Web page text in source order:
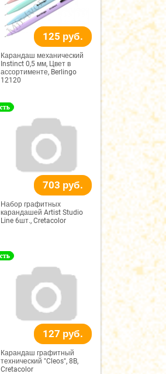
125 руб.
Карандаш механический
Instinct 0,5 мм, Цвет в
ассортименте, Berlingo
12120
703 руб.
Набор графитных
карандашей Artist Studio
Line 6шт., Cretacolor
127 руб.
Карандаш графитный
технический "Cleos", 8B,
Cretacolor